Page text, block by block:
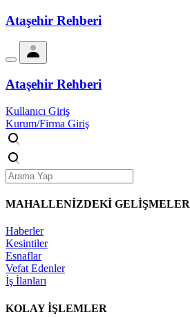
Ataşehir Rehberi
Ataşehir Rehberi
Kullanıcı Giriş
Kurum/Firma Giriş
MAHALLENİZDEKİ GELİŞMELER
Haberler
Kesintiler
Esnaflar
Vefat Edenler
İş İlanları
KOLAY İŞLEMLER